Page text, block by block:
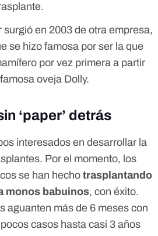
en 2003 de otra empresa,
se hizo famosa por ser la que
por vez primera a partir
oveja Dolly.
‘paper’ detrás
interesados en desarrollar la
. Por el momento, los
se han hecho trasplantando
monos babuinos, con éxito.
aguanten más de 6 meses con
casos hasta casi 3 años